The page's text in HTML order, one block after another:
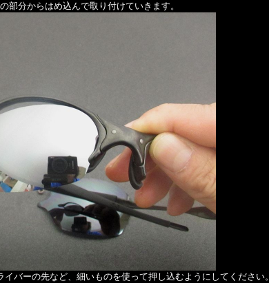
部分からはめ込んで取り付けていきます。
バーの先など、細いものを使って押し込むようにしてください。